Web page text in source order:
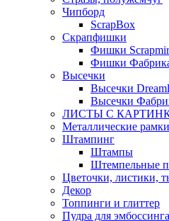
Чипборд
ScrapBox
Скрапфишки
Фишки Scrapmir
Фишки
Высечки
Высечки
Высечки
ЛИСТЫ С
Металлические рамки
Штампинг
Штампы
Штемпельные
Цветочки, листики,
Декор
Топпинги и глиттер
Пудра для эмбоссинга